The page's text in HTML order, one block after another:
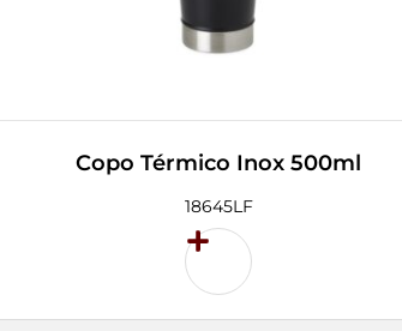
Copo Térmico Inox 500ml
18645LF